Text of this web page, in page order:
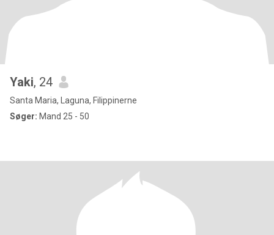
Yaki, 24
Santa Maria, Laguna, Filippinerne
Søger: Mand 25 - 50